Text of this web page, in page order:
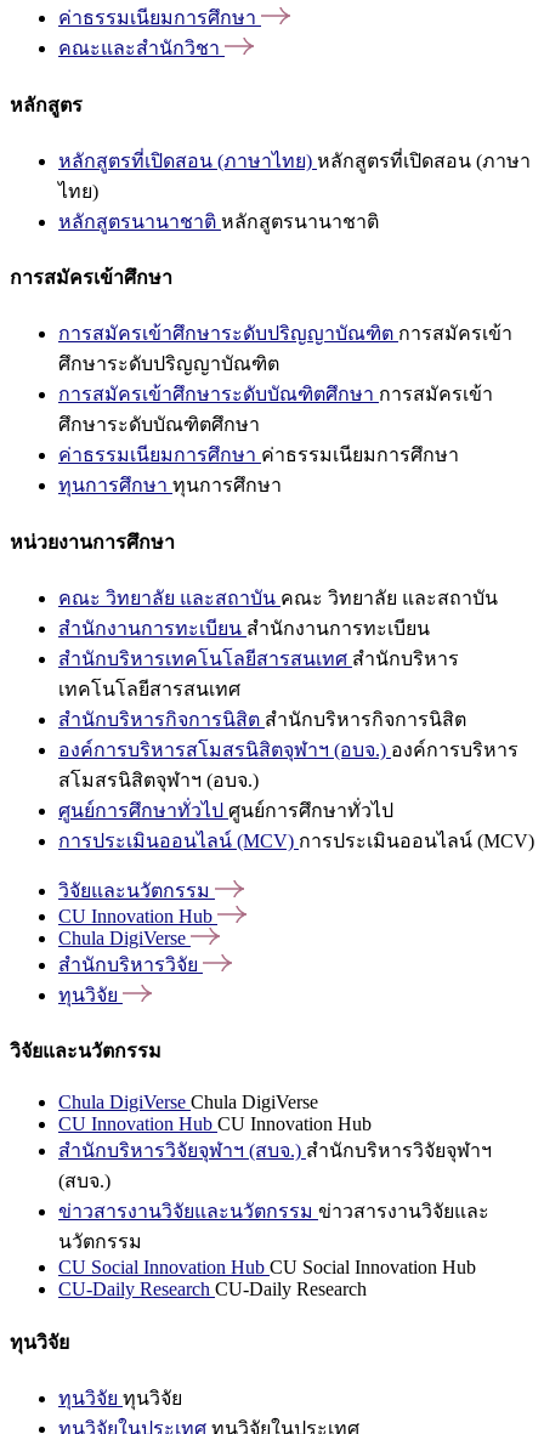
ค่าธรรมเนียมการศึกษา
คณะและสำนักวิชา
หลักสูตร
หลักสูตรที่เปิดสอน (ภาษาไทย) หลักสูตรที่เปิดสอน (ภาษา
ไทย)
หลักสูตรนานาชาติ หลักสูตรนานาชาติ
การสมัครเข้าศึกษา
การสมัครเข้าศึกษาระดับปริญญาบัณฑิต การสมัครเข้า
ศึกษาระดับปริญญาบัณฑิต
การสมัครเข้าศึกษาระดับบัณฑิตศึกษา การสมัครเข้า
ศึกษาระดับบัณฑิตศึกษา
ค่าธรรมเนียมการศึกษา ค่าธรรมเนียมการศึกษา
ทุนการศึกษา ทุนการศึกษา
หน่วยงานการศึกษา
คณะ วิทยาลัย และสถาบัน คณะ วิทยาลัย และสถาบัน
สำนักงานการทะเบียน สำนักงานการทะเบียน
สำนักบริหารเทคโนโลยีสารสนเทศ สำนักบริหาร
เทคโนโลยีสารสนเทศ
สำนักบริหารกิจการนิสิต สำนักบริหารกิจการนิสิต
องค์การบริหารสโมสรนิสิตจุฬาฯ (อบจ.) องค์การบริหาร
สโมสรนิสิตจุฬาฯ (อบจ.)
ศูนย์การศึกษาทั่วไป ศูนย์การศึกษาทั่วไป
การประเมินออนไลน์ (MCV) การประเมินออนไลน์ (MCV)
วิจัยและนวัตกรรม
CU Innovation Hub
Chula DigiVerse
สำนักบริหารวิจัย
ทุนวิจัย
วิจัยและนวัตกรรม
Chula DigiVerse Chula DigiVerse
CU Innovation Hub CU Innovation Hub
สำนักบริหารวิจัยจุฬาฯ (สบจ.) สำนักบริหารวิจัยจุฬาฯ
(สบจ.)
ข่าวสารงานวิจัยและนวัตกรรม ข่าวสารงานวิจัยและ
นวัตกรรม
CU Social Innovation Hub CU Social Innovation Hub
CU-Daily Research CU-Daily Research
ทุนวิจัย
ทุนวิจัย ทุนวิจัย
ทุนวิจัยในประเทศ ทุนวิจัยในประเทศ